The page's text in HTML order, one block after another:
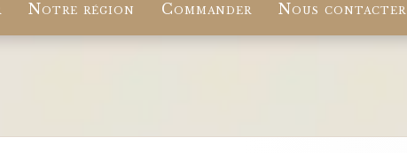
Notre région Commander Nous contacter